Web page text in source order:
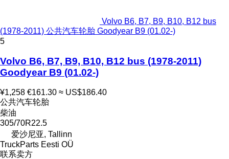
Volvo B6, B7, B9, B10, B12 bus
(1978-2011) 公共汽车轮胎 Goodyear B9 (01.02-)
5
Volvo B6, B7, B9, B10, B12 bus (1978-2011)
Goodyear B9 (01.02-)
¥1,258 €161.30 ≈ US$186.40
公共汽车轮胎
柴油
305/70R22.5
爱沙尼亚, Tallinn
TruckParts Eesti OÜ
联系卖方